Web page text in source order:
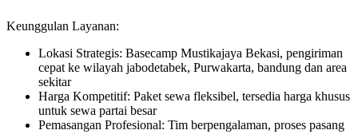
Keunggulan Layanan:
Lokasi Strategis: Basecamp Mustikajaya Bekasi, pengiriman
cepat ke wilayah jabodetabek, Purwakarta, bandung dan area
sekitar
Harga Kompetitif: Paket sewa fleksibel, tersedia harga khusus
untuk sewa partai besar
Pemasangan Profesional: Tim berpengalaman, proses pasang